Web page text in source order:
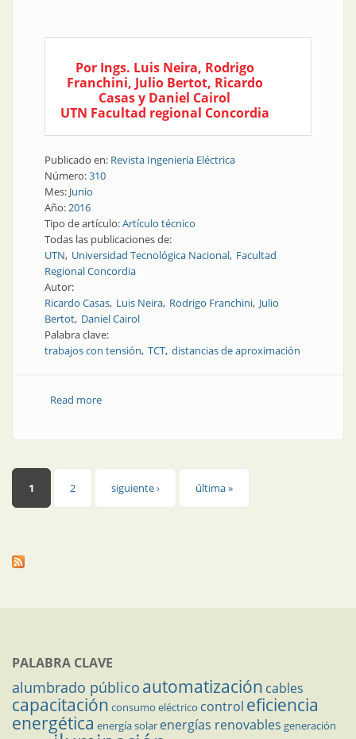
Por Ings. Luis Neira, Rodrigo
Franchini, Julio Bertot, Ricardo
Casas y Daniel Cairol
UTN Facultad regional Concordia
Publicado en: Revista Ingeniería Eléctrica
Número:310
Mes: Junio
Año:2016
Tipo de artículo:Artículo técnico
Todas las publicaciones de:
UTN Universidad Tecnológica Nacional Facultad
Regional Concordia
Autor:
Ricardo Casas Luis Neira Rodrigo Franchini Julio
Bertot Daniel Cairol
Palabra clave:
trabajos con tensión TCT distancias de aproximación
Read moreabout Revista AEA | Análisis de las distancias de
Páginas
1 2 siguiente › última »
PALABRA CLAVE
alumbrado público automatización cables
capacitación consumo eléctrico control eficiencia
energética energía solar energías renovables generación